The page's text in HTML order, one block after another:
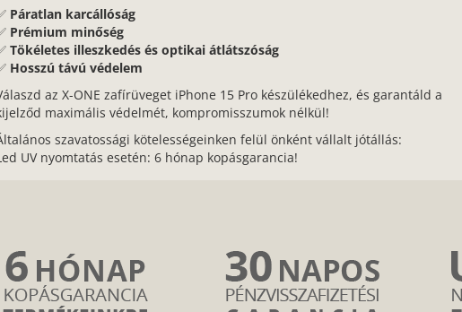
Páratlan karcállóság
Prémium minőség
Tökéletes illeszkedés és optikai átlátszóság
Hosszú távú védelem
az X-ONE zafírüveget iPhone 15 Pro készülékedhez, és garantáld a
maximális védelmét, kompromisszumok nélkül!
szavatossági kötelességeinken felül önként vállalt jótállás:
UV nyomtatás esetén: 6 hónap kopásgarancia!